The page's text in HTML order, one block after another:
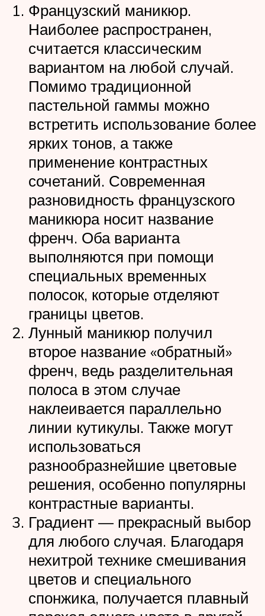
Французский маникюр.
Наиболее распространен,
считается классическим
вариантом на любой случай.
Помимо традиционной
пастельной гаммы можно
встретить использование более
ярких тонов, а также
применение контрастных
сочетаний. Современная
разновидность французского
маникюра носит название
френч. Оба варианта
выполняются при помощи
специальных временных
полосок, которые отделяют
границы цветов.
Лунный маникюр получил
второе название «обратный»
френч, ведь разделительная
полоса в этом случае
наклеивается параллельно
линии кутикулы. Также могут
использоваться
разнообразнейшие цветовые
решения, особенно популярны
контрастные варианты.
Градиент — прекрасный выбор
для любого случая. Благодаря
нехитрой технике смешивания
цветов и специального
спонжика, получается плавный